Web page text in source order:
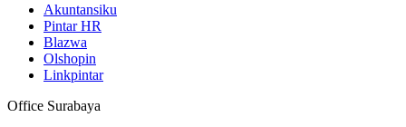
Akuntansiku
Pintar HR
Blazwa
Olshopin
Linkpintar
Office Surabaya